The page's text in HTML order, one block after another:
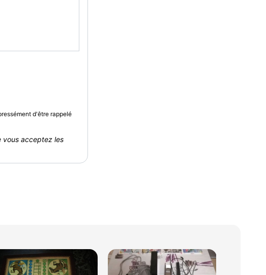
d'être rappelé
vous acceptez les